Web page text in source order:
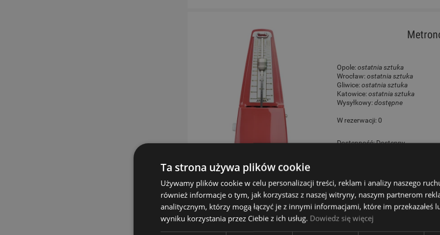
Opole:ostatnia sztuka
Wrocław:ostatnia sztuka
Gliwice:ostatnia sztuka
Katowice:ostatnia sztuka
Wysyłkowy:dostępne
W rezerwacji: 0
Dostępność:Dostępny
Ta strona używa plików cookie
Używamy plików cookie w celu personalizacji treści, reklam i analizy naszego
również informacje o tym, jak korzystasz z naszej witryny, naszym partnerom
analitycznym, którzy mogą łączyć je z innymi informacjami, które im przekazałeś
wyniku korzystania przez Ciebie z ich usług. Dowiedz się więcej